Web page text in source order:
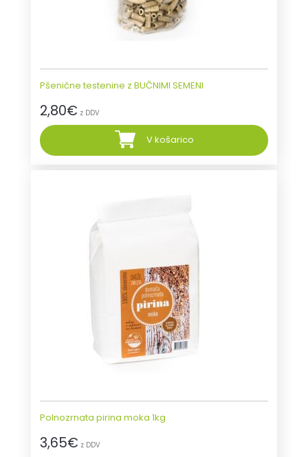
Pšenične testenine z BUČNIMI SEMENI
2,80€ z DDV
V košarico
Polnozrnata pirina moka 1kg
3,65€ z DDV